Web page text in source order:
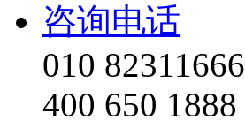
咨询电话
010 82311666
400 650 1888